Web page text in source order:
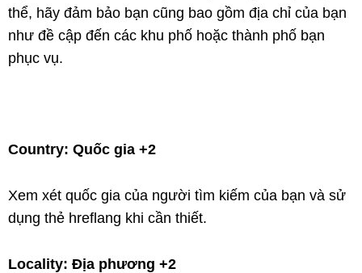
thể, hãy đảm bảo bạn cũng bao gồm địa chỉ của bạn
như đề cập đến các khu phố hoặc thành phố bạn
phục vụ.
Country: Quốc gia +2
Xem xét quốc gia của người tìm kiếm của bạn và sử
dụng thẻ hreflang khi cần thiết.
Locality: Địa phương +2